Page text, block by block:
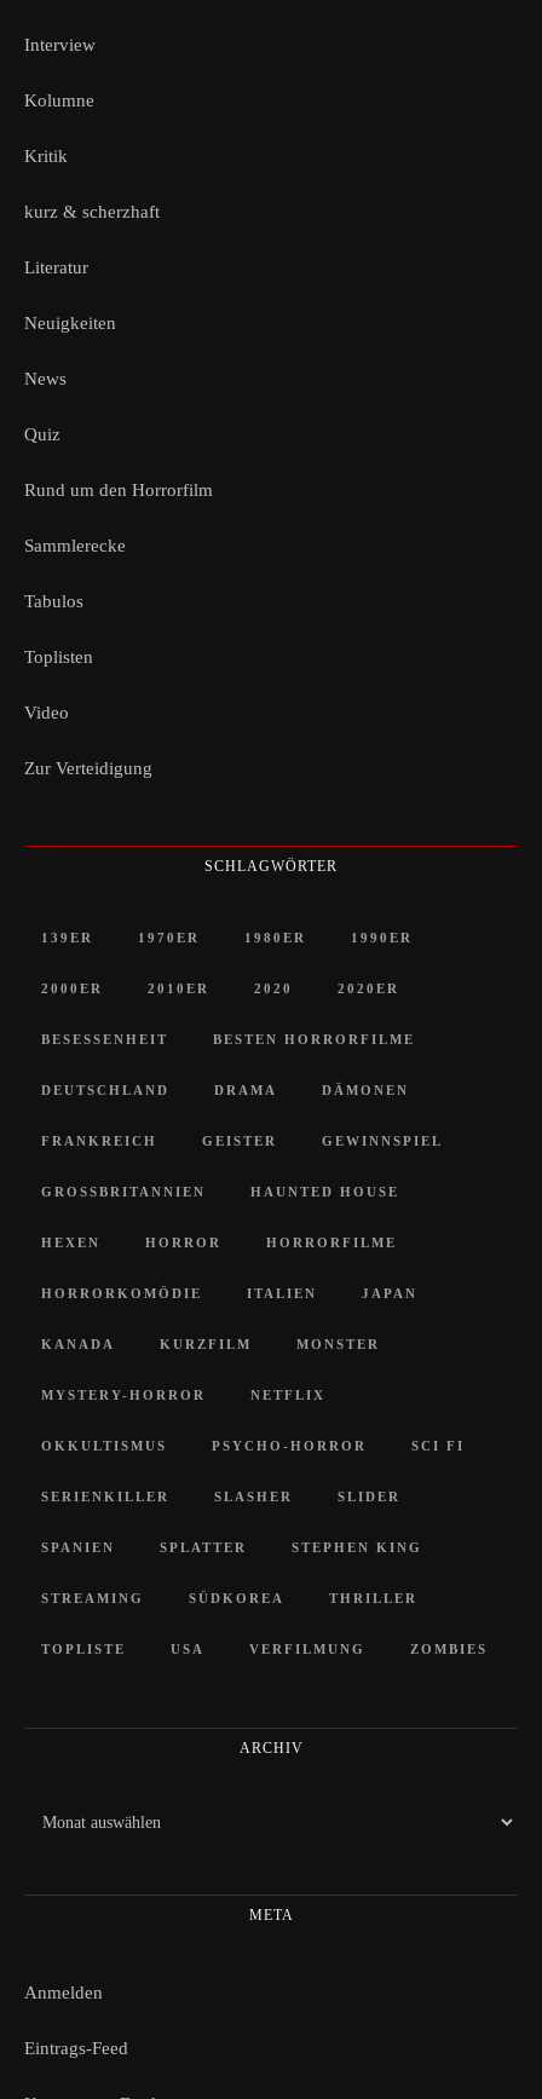
Interview
Kolumne
Kritik
kurz & scherzhaft
Literatur
Neuigkeiten
News
Quiz
Rund um den Horrorfilm
Sammlerecke
Tabulos
Toplisten
Video
Zur Verteidigung
SCHLAGWÖRTER
139ER 1970ER 1980ER 1990ER
2000ER 2010ER 2020 2020ER
BESESSENHEIT BESTEN HORRORFILME
DEUTSCHLAND DRAMA DÄMONEN
FRANKREICH GEISTER GEWINNSPIEL
GROSSBRITANNIEN HAUNTED HOUSE
HEXEN HORROR HORRORFILME
HORRORKOMÖDIE ITALIEN JAPAN
KANADA KURZFILM MONSTER
MYSTERY-HORROR NETFLIX
OKKULTISMUS PSYCHO-HORROR SCI FI
SERIENKILLER SLASHER SLIDER
SPANIEN SPLATTER STEPHEN KING
STREAMING SÜDKOREA THRILLER
TOPLISTE USA VERFILMUNG ZOMBIES
ARCHIV
Archiv
META
Anmelden
Eintrags-Feed